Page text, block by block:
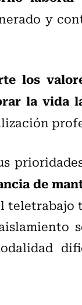
y
los
la vida
de
teletrabajo